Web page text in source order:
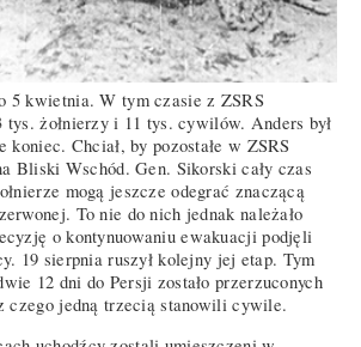
5 kwietnia. W tym czasie z ZSRS
tys. żołnierzy i 11 tys. cywilów. Anders był
koniec. Chciał, by pozostałe w ZSRS
Bliski Wschód. Gen. Sikorski cały czas
mogą jeszcze odegrać znaczącą
To nie do nich jednak należało
o kontynuowaniu ewakuacji podjęli
19 sierpnia ruszył kolejny jej etap. Tym
12 dni do Persji zostało przerzuconych
czego jedną trzecią stanowili cywile.